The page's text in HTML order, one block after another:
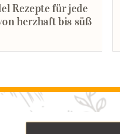
Rezepte für jede
herzhaft bis süß